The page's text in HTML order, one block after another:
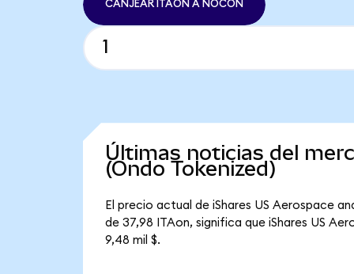
CANJEAR ITAON A NOCON
Últimas noticias del
(Ondo Tokenized)
El precio actual de iShares US Aerospace
de 37,98 ITAon, significa que iShares US
9,48 mil $.